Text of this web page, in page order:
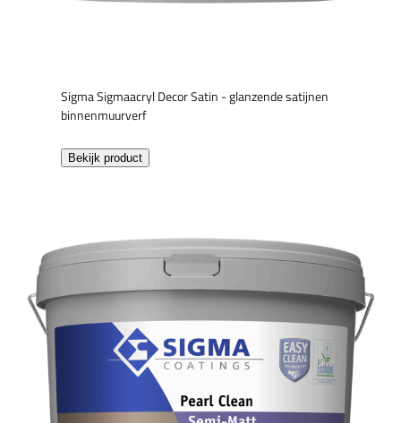
Sigma Sigmaacryl Decor Satin - glanzende satijnen
binnenmuurverf
Bekijk product